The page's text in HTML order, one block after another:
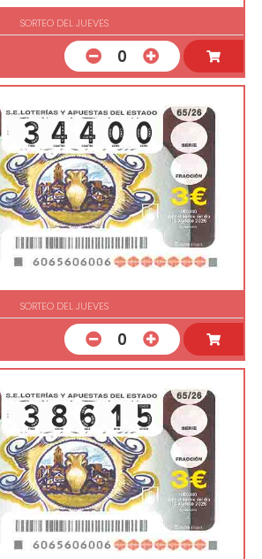
SORTEO DEL JUEVES
0
SORTEO DEL JUEVES
0